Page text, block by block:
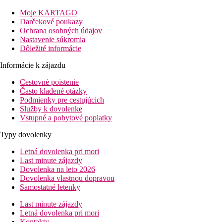
Izby
Dvojlôžková izba Comfort:
Pláž
Piesočná pláž je vzdialená od hotela cca 250 m. Lehátka a
Stravovanie
All Inclusive:
raňajky, obedy a večere formou bufetu v hlavnej reštaurácii
rozlievané alkoholické a nealkoholické nápoje v
Športová ponuka
Zadarmo:plážový volejbal, futbal, tenis, aqua gymnastika,
Za poplatok:potápanie, surfovanie, plachtenie
Denné a večerné animačné programy.
Deti
Detské ihrisko, detský bazén, animačný program pre deti,
pečivo).
Wellness
Za poplatok:všetky služby SPA centra
Moje KARTAGO
Darčekové poukazy
Ochrana osobných údajov
Nastavenie súkromia
Dôležité informácie
Informácie k zájazdu
Cestovné poistenie
Často kladené otázky
Podmienky pre cestujúcich
Služby k dovolenke
Vstupné a pobytové poplatky
Typy dovolenky
Letná dovolenka pri mori
Last minute zájazdy
Dovolenka na leto 2026
Dovolenka vlastnou dopravou
Samostatné letenky
Last minute zájazdy
Letná dovolenka pri mori